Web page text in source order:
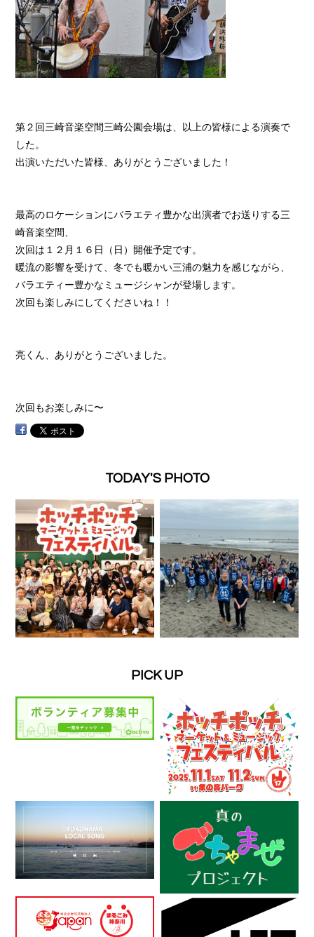
第２回三崎音楽空間三崎公園会場は、以上の皆様による演奏で
した。
出演いただいた皆様、ありがとうございました！
最高のロケーションにバラエティ豊かな出演者でお送りする三
崎音楽空間、
次回は１２月１６日（日）開催予定です。
暖流の影響を受けて、冬でも暖かい三浦の魅力を感じながら、
バラエティー豊かなミュージシャンが登場します。
次回も楽しみにしてくださいね！！
亮くん、ありがとうございました。
次回もお楽しみに〜
TODAY'S PHOTO
PICK UP